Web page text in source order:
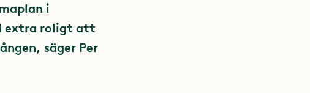
i
extra roligt att
säger Per